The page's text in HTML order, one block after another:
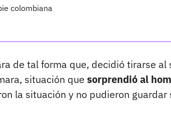
colombiana
de tal forma que, decidió tirarse al
situación que sorprendió al
la situación y no pudieron guardar